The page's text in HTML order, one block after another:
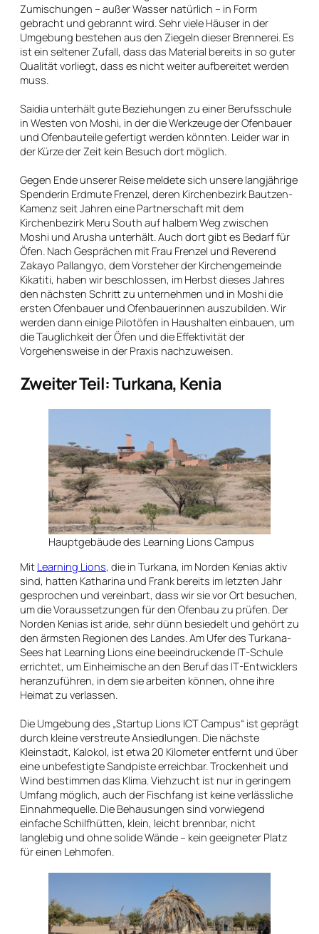
Zumischungen – außer Wasser natürlich – in Form
gebracht und gebrannt wird. Sehr viele Häuser in der
Umgebung bestehen aus den Ziegeln dieser Brennerei. Es
ist ein seltener Zufall, dass das Material bereits in so guter
Qualität vorliegt, dass es nicht weiter aufbereitet werden
muss.
Saidia unterhält gute Beziehungen zu einer Berufsschule
in Westen von Moshi, in der die Werkzeuge der Ofenbauer
und Ofenbauteile gefertigt werden könnten. Leider war in
der Kürze der Zeit kein Besuch dort möglich.
Gegen Ende unserer Reise meldete sich unsere langjährige
Spenderin Erdmute Frenzel, deren Kirchenbezirk Bautzen-
Kamenz seit Jahren eine Partnerschaft mit dem
Kirchenbezirk Meru South auf halbem Weg zwischen
Moshi und Arusha unterhält. Auch dort gibt es Bedarf für
Öfen. Nach Gesprächen mit Frau Frenzel und Reverend
Zakayo Pallangyo, dem Vorsteher der Kirchengemeinde
Kikatiti, haben wir beschlossen, im Herbst dieses Jahres
den nächsten Schritt zu unternehmen und in Moshi die
ersten Ofenbauer und Ofenbauerinnen auszubilden. Wir
werden dann einige Pilotöfen in Haushalten einbauen, um
die Tauglichkeit der Öfen und die Effektivität der
Vorgehensweise in der Praxis nachzuweisen.
Zweiter Teil: Turkana, Kenia
Hauptgebäude des Learning Lions Campus
Mit Learning Lions, die in Turkana, im Norden Kenias aktiv
sind, hatten Katharina und Frank bereits im letzten Jahr
gesprochen und vereinbart, dass wir sie vor Ort besuchen,
um die Voraussetzungen für den Ofenbau zu prüfen. Der
Norden Kenias ist aride, sehr dünn besiedelt und gehört zu
den ärmsten Regionen des Landes. Am Ufer des Turkana-
Sees hat Learning Lions eine beeindruckende IT-Schule
errichtet, um Einheimische an den Beruf das IT-Entwicklers
heranzuführen, in dem sie arbeiten können, ohne ihre
Heimat zu verlassen.
Die Umgebung des „Startup Lions ICT Campus“ ist geprägt
durch kleine verstreute Ansiedlungen. Die nächste
Kleinstadt, Kalokol, ist etwa 20 Kilometer entfernt und über
eine unbefestigte Sandpiste erreichbar. Trockenheit und
Wind bestimmen das Klima. Viehzucht ist nur in geringem
Umfang möglich, auch der Fischfang ist keine verlässliche
Einnahmequelle. Die Behausungen sind vorwiegend
einfache Schilfhütten, klein, leicht brennbar, nicht
langlebig und ohne solide Wände – kein geeigneter Platz
für einen Lehmofen.